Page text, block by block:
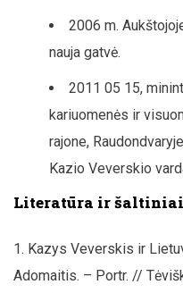
2006 m.
nauja gatvė.
2011 05 15,
kariuomenės ir
rajone,
Kazio Veverskio
Literatūra ir
Kazys Veverskis ir
Adomaitis. – Portr. //